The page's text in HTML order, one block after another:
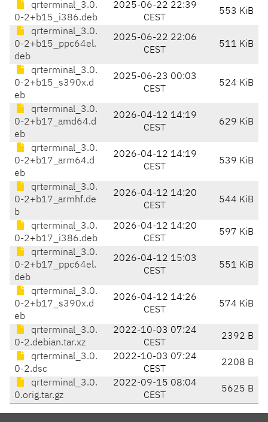
qrterminal_3.0.
0-2+b15_i386.deb
2025-06-22 22:39
CEST
553 KiB
qrterminal_3.0.
0-2+b15_ppc64el.
deb
2025-06-22 22:06
CEST
511 KiB
qrterminal_3.0.
0-2+b15_s390x.d
eb
2025-06-23 00:03
CEST
524 KiB
qrterminal_3.0.
0-2+b17_amd64.d
eb
2026-04-12 14:19
CEST
629 KiB
qrterminal_3.0.
0-2+b17_arm64.d
eb
2026-04-12 14:19
CEST
539 KiB
qrterminal_3.0.
0-2+b17_armhf.de
b
2026-04-12 14:20
CEST
544 KiB
qrterminal_3.0.
0-2+b17_i386.deb
2026-04-12 14:20
CEST
597 KiB
qrterminal_3.0.
0-2+b17_ppc64el.
deb
2026-04-12 15:03
CEST
551 KiB
qrterminal_3.0.
0-2+b17_s390x.d
eb
2026-04-12 14:26
CEST
574 KiB
qrterminal_3.0.
0-2.debian.tar.xz
2022-10-03 07:24
CEST
2392 B
qrterminal_3.0.
0-2.dsc
2022-10-03 07:24
CEST
2208 B
qrterminal_3.0.
0.orig.tar.gz
2022-09-15 08:04
CEST
5625 B